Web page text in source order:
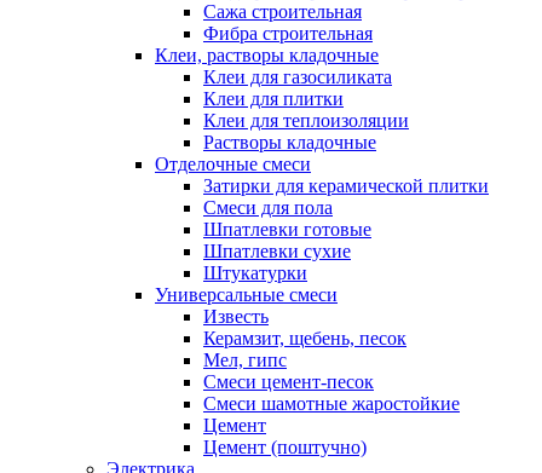
Сажа строительная
Фибра строительная
Клеи, растворы кладочные
Клеи для газосиликата
Клеи для плитки
Клеи для теплоизоляции
Растворы кладочные
Отделочные смеси
Затирки для керамической плитки
Смеси для пола
Шпатлевки готовые
Шпатлевки сухие
Штукатурки
Универсальные смеси
Известь
Керамзит, щебень, песок
Мел, гипс
Смеси цемент-песок
Смеси шамотные жаростойкие
Цемент
Цемент (поштучно)
Электрика